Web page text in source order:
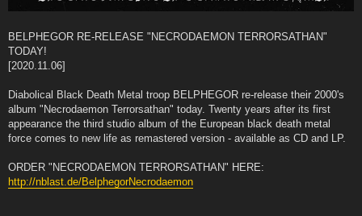
BELPHEGOR RE-RELEASE "NECRODAEMON TERRORSATHAN"
TODAY!
[2020.11.06]
Diabolical Black Death Metal troop BELPHEGOR re-release their 2000's
album "Necrodaemon Terrorsathan" today. Twenty years after its first
appearance the third studio album of the European black death metal
force comes to new life as remastered version - available as CD and LP.
ORDER "NECRODAEMON TERRORSATHAN" HERE:
http://nblast.de/BelphegorNecrodaemon